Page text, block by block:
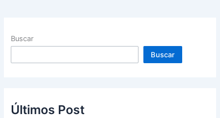
Buscar
Buscar
Últimos Post